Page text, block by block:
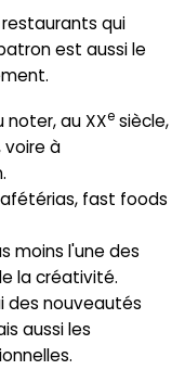
qui
est aussi le
noter, au XXe siècle,
voire à
fast foods
moins l'une des
la créativité.
des nouveautés
aussi les